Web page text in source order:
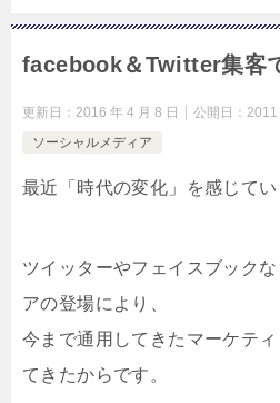
facebook＆Twitter集客
更新日： 2016 年 4 月 8 日 公開日： 2011
ソーシャルメディア
最近「時代の変化」を感じてい
ツイッターやフェイスブック
アの登場により、
今まで通用してきたマーケテ
てきたからです。